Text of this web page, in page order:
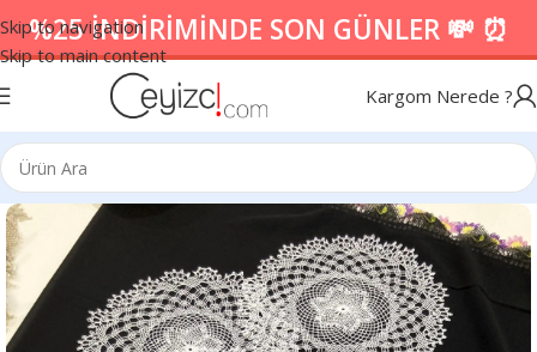
Skip to navigation
Skip to main content
%25 İNDİRİMİNDE SON GÜNLER 💸 ⏰
Kargom Nerede ?